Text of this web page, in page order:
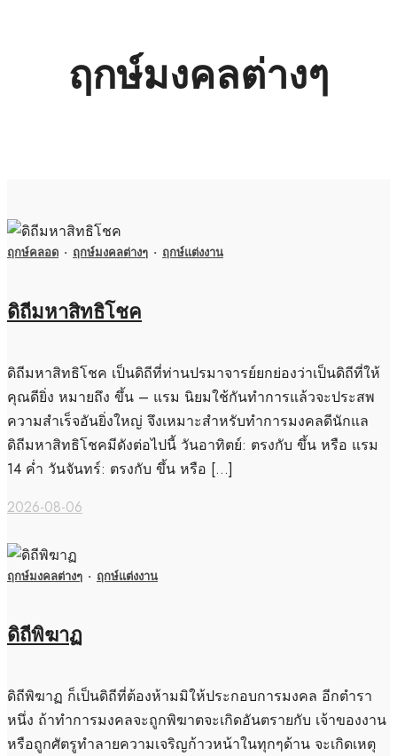
ฤกษ์มงคลต่างๆ
ฤกษ์คลอด · ฤกษ์มงคลต่างๆ · ฤกษ์แต่งงาน
ดิถีมหาสิทธิโชค
ดิถีมหาสิทธิโชค เป็นดิถีที่ท่านปรมาจารย์ยกย่องว่าเป็นดิถีที่ให้
คุณดียิ่ง หมายถึง ขึ้น – แรม นิยมใช้กันทำการแล้วจะประสพ
ความสำเร็จอันยิ่งใหญ่ จึงเหมาะสำหรับทำการมงคลดีนักแล
ดิถีมหาสิทธิโชคมีดังต่อไปนี้ วันอาทิตย์: ตรงกับ ขึ้น หรือ แรม
14 ค่ำ วันจันทร์: ตรงกับ ขึ้น หรือ […]
2026-08-06
ฤกษ์มงคลต่างๆ · ฤกษ์แต่งงาน
ดิถีพิฆาฏ
ดิถีพิฆาฏ ก็เป็นดิถีที่ต้องห้ามมิให้ประกอบการมงคล อีกตำรา
หนึ่ง ถ้าทำการมงคลจะถูกพิฆาตจะเกิดอันตรายกับ เจ้าของงาน
หรือถูกศัตรูทำลายความเจริญก้าวหน้าในทุกๆด้าน จะเกิดเหตุ